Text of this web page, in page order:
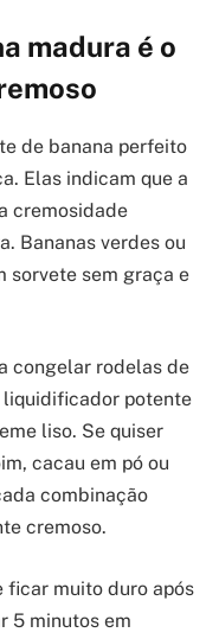
madura é o
de banana perfeito
Elas indicam que a
cremosidade
Bananas verdes ou
sorvete sem graça e
congelar rodelas de
liquidificador potente
liso. Se quiser
cacau em pó ou
combinação
cremoso.
ficar muito duro após
5 minutos em